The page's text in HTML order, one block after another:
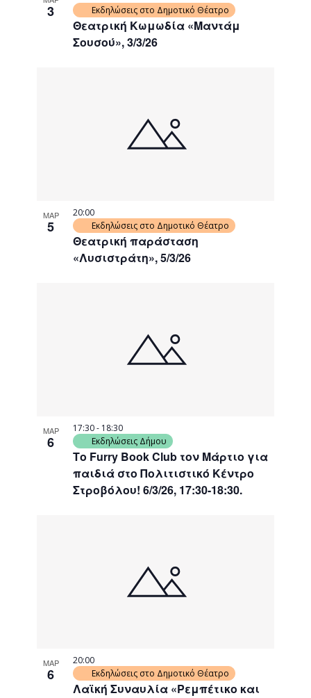
3
Θεατρική Κωμωδία «Μαντάμ
Σουσού», 3/3/26
Εκδηλώσεις στο Δημοτικό Θέατρο
ΜΑΡ
5
Θεατρική παράσταση
«Λυσιστράτη», 5/3/26
20:00
Εκδηλώσεις στο Δημοτικό Θέατρο
ΜΑΡ
6
Το Furry Book Club τον Μάρτιο για
παιδιά στο Πολιτιστικό Κέντρο
Στροβόλου! 6/3/26, 17:30-18:30.
17:30- 18:30
Εκδηλώσεις Δήμου
ΜΑΡ
6
Λαϊκή Συναυλία «Ρεμπέτικο και
20:00
Εκδηλώσεις στο Δημοτικό Θέατρο